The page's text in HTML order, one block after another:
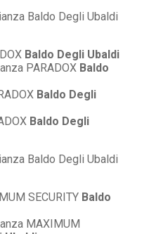
Baldo Degli Ubaldi
PARADOX Baldo
Baldo Degli
Baldo Degli
SECURITY Baldo
MAXIMUM